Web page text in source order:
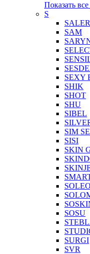
Показать все
S
SAM
SEXY
SHIK
SHOT
SHU
SIBEL
SIM
SISI
SKIN
SOLEO
SOSU
SURGI
SVR